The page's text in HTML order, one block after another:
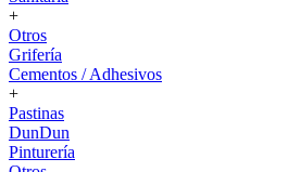
+
Otros
Grifería
Cementos / Adhesivos
+
Pastinas
DunDun
Pinturería